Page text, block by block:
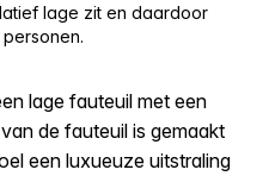
lage zit en daardoor
lage fauteuil met een
de fauteuil is gemaakt
een luxueuze uitstraling